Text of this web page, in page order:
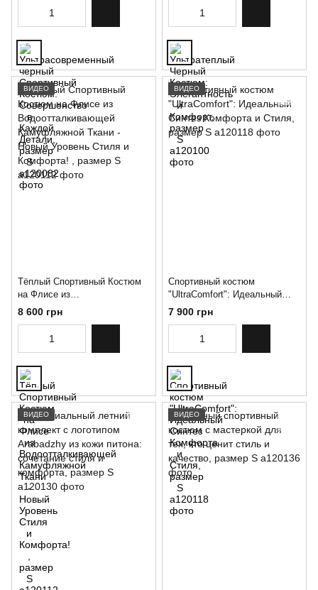
ВИДЕО
Тёплый Спортивный Костюм
на Флисе из
Водоотталкивающей
Камуфляжной Ткани - Новый
Уровень Стиля и Комфорта! ,
размер S
8 600 грн
ВИДЕО
Спортивный костюм
"UltraComfort": Идеальный
Синтез Комфорта и Стиля,
размер S
7 900 грн
ВИДЕО ВИДЕО